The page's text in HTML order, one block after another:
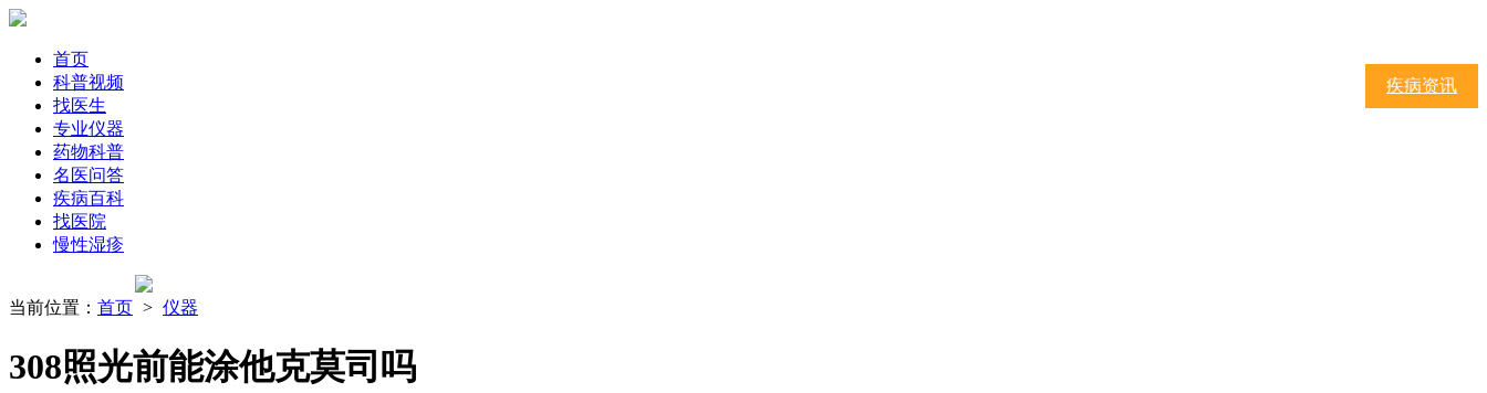
疾病资讯
首页
科普视频
找医生
专业仪器
药物科普
名医问答
疾病百科
找医院
慢性湿疹
当前位置： 首页 > 仪器
308照光前能涂他克莫司吗